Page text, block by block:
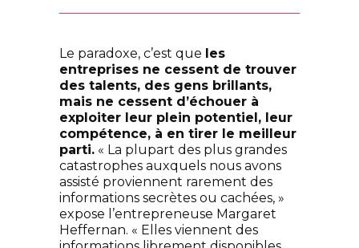
Le paradoxe, c’est que les
entreprises ne cessent de trouver
des talents, des gens brillants,
mais ne cessent d’échouer à
exploiter leur plein potentiel, leur
compétence, à en tirer le meilleur
parti. « La plupart des plus grandes
catastrophes auxquels nous avons
assisté proviennent rarement des
informations secrètes ou cachées, »
expose l’entrepreneuse Margaret
Heffernan. « Elles viennent des